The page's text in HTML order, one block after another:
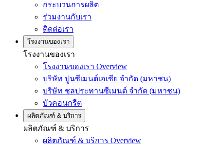
กระบวนการผลิต
ร่วมงานกับเรา
ติดต่อเรา
โรงงานของเรา
โรงงานของเรา
โรงงานของเรา Overview
บริษัท ปูนซีเมนต์เอเซีย จำกัด (มหาชน)
บริษัท ชลประทานซีเมนต์ จำกัด (มหาชน)
บัวคอนกรีต
ผลิตภัณฑ์ & บริการ
ผลิตภัณฑ์ & บริการ
ผลิตภัณฑ์ & บริการ Overview